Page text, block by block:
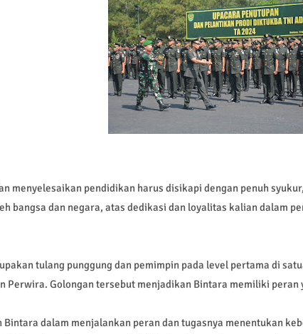
menyelesaikan pendidikan harus disikapi dengan penuh
bangsa dan negara, atas dedikasi dan loyalitas kalian dalam
tulang punggung dan pemimpin pada level pertama di
Perwira. Golongan tersebut menjadikan Bintara memiliki
Bintara dalam menjalankan peran dan tugasnya menentukan